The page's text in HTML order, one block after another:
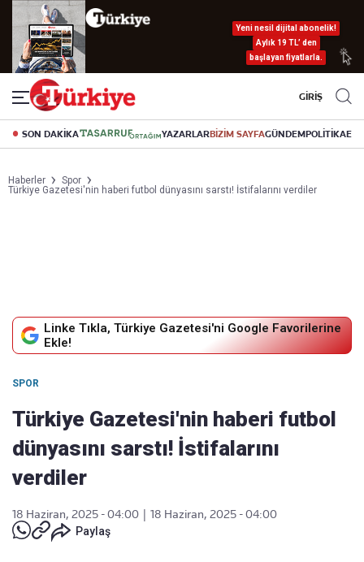
Yeni nesil dijital abonelik!
Aylık 19 TL’ den
başlayan fiyatlarla.
GİRİŞ
SON DAKİKA YAZARLARBİZİM SAYFAGÜNDEMPOLİTİKA
Haberler
Spor
Türkiye Gazetesi'nin haberi futbol dünyasını sarstı! İstifalarını verdiler
Linke Tıkla, Türkiye Gazetesi'ni Google Favorilerine
Ekle!
SPOR
Türkiye Gazetesi'nin haberi futbol
dünyasını sarstı! İstifalarını
verdiler
18 Haziran, 2025 - 04:00
18 Haziran, 2025 - 04:00
Paylaş